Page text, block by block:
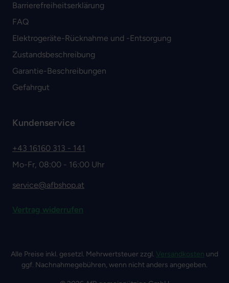
Barrierefreiheitserklärung
FAQ
Elektrogeräte-Rücknahme und -Entsorgung
Zustandsbeschreibung
Garantie-Beschreibungen
Gefahrgut
Kundenservice
+43 16160 313 - 141
Mo-Fr, 08:00 - 16:00 Uhr
service@afbshop.at
Vertrag widerrufen
Alle Preise inkl. gesetzl. Mehrwertsteuer zzgl. Versandkosten und
ggf. Nachnahmegebühren, wenn nicht anders angegeben.